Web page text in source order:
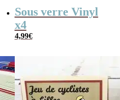
Sous verre Vinyl
x4
4,99€